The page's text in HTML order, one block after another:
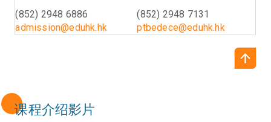
(852) 2948 6886
admission@eduhk.hk
(852) 2948 7131
ptbedece@eduhk.hk
课程介绍影片